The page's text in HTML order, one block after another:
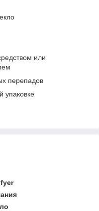
или
перепадов
упаковке